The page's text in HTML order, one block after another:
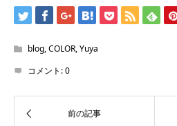
blog,COLOR,Yuya
コメント:0